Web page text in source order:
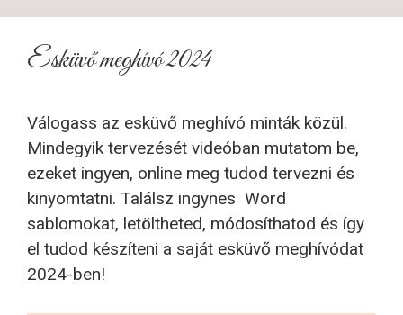
Esküvő meghívó 2024
Válogass az esküvő meghívó minták közül.
Mindegyik tervezését videóban mutatom be,
ezeket ingyen, online meg tudod tervezni és
kinyomtatni. Találsz ingynes Word
sablomokat, letöltheted, módosíthatod és így
el tudod készíteni a saját esküvő meghívódat
2024-ben!